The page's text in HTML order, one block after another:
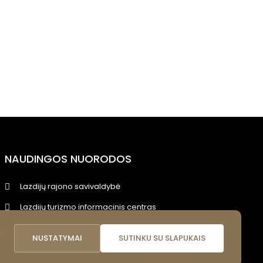
NAUDINGOS NUORODOS
Lazdijų rajono savivaldybė
Lazdijų turizmo informacinis centras
Lazdijų viešoji biblioteka
Lietuvos nacionalinis kultūros centras
NUSTATYMAI SUTINKU SU SLAPUKAIS